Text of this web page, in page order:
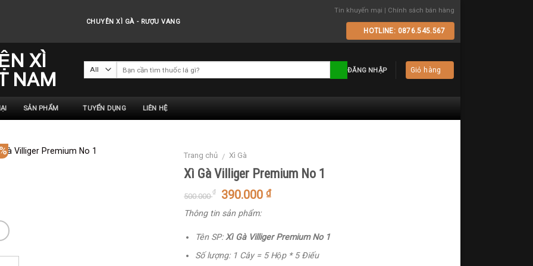
CHUYÊN XÌ GÀ - RƯỢU VANG
Tin khuyến mại | Chính sách bán hàng
HOTLINE: 0876.545.567
ĐĂNG NHẬP Giỏ hàng
SẢN PHẨM TUYỂN DỤNG LIÊN HỆ
Trang chủ / Xì Gà
Xì Gà Villiger Premium No 1
500.000
₫ 390.000₫
Thông tin sản phẩm:
Tên SP: Xì Gà Villiger Premium No 1
Số lượng: 1 Cây = 5 Hộp * 5 Điếu